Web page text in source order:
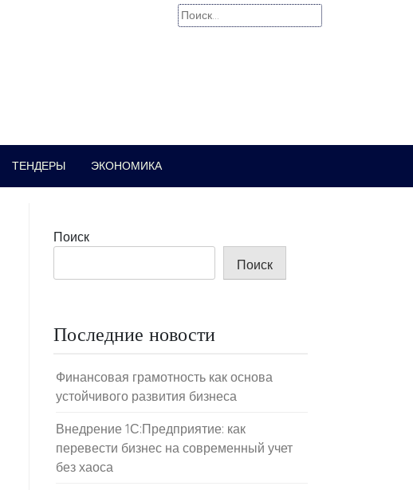
Найти:
ТЕНДЕРЫ ЭКОНОМИКА
Поиск
Поиск
Последние новости
Финансовая грамотность как основа
устойчивого развития бизнеса
Внедрение 1С:Предприятие: как
перевести бизнес на современный учет
без хаоса